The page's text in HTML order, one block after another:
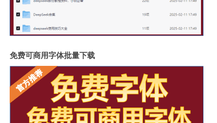
免费可商用字体批量下载